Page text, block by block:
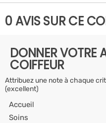
0 AVIS SUR CE
DONNER VOTRE
COIFFEUR
Attribuez une note à chaque
(excellent)
Accueil
Soins